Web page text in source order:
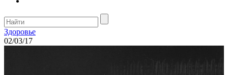
Здоровье
02/03/17